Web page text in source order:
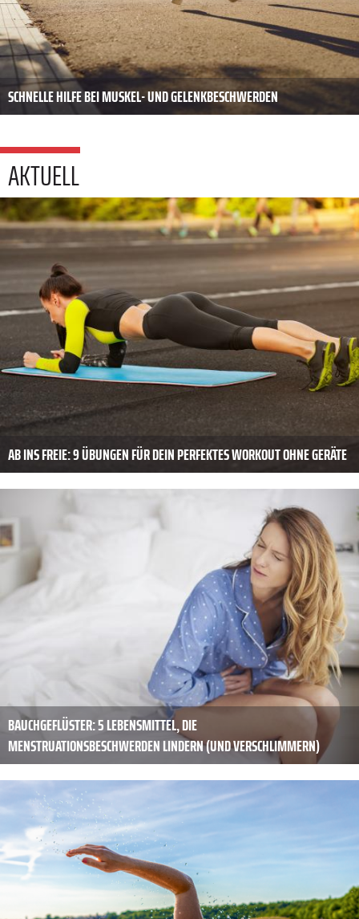
SCHNELLE HILFE BEI MUSKEL- UND GELENKBESCHWERDEN
AKTUELL
AB INS FREIE: 9 ÜBUNGEN FÜR DEIN PERFEKTES WORKOUT OHNE GERÄTE
BAUCHGEFLÜSTER: 5 LEBENSMITTEL, DIE
MENSTRUATIONSBESCHWERDEN LINDERN (UND VERSCHLIMMERN)